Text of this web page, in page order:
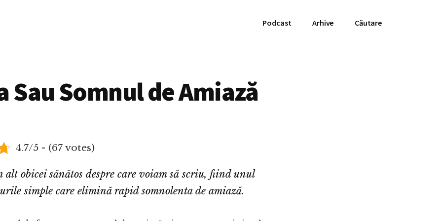
Podcast Arhive Căutare
Sau Somnul de Amiază
4.7/5 - (67 votes)
alt obicei sănătos despre care voiam să scriu, fiind unul
simple care elimină rapid somnolenta de amiază.